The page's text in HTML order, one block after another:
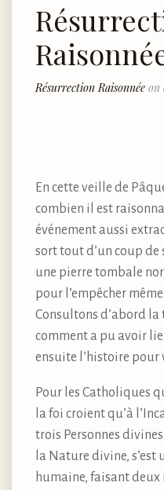
Résurrection Raisonnée on
En cette veille de
combien il est
événement aussi
sort tout d’un coup de
une pierre tombale
pour l’empêcher
Consultons d’abord
comment a pu avoir
ensuite l’histoire pour
Pour les Catholiques
la foi croient qu’à
trois Personnes
la Nature divine,
humaine, faisant deux